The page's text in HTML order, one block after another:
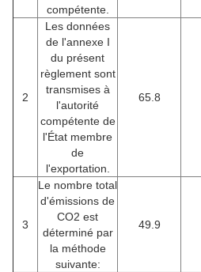
compétente.
2
Les données
de l'annexe I
du présent
règlement sont
transmises à
l'autorité
compétente de
l'État membre
de
l'exportation.
65.8
3
Le nombre total
d'émissions de
CO2 est
déterminé par
la méthode
suivante:
49.9